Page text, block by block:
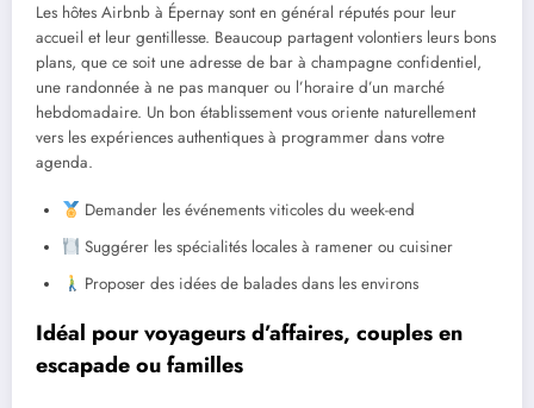
Les hôtes Airbnb à Épernay sont en général réputés pour leur
accueil et leur gentillesse. Beaucoup partagent volontiers leurs bons
plans, que ce soit une adresse de bar à champagne confidentiel,
une randonnée à ne pas manquer ou l’horaire d’un marché
hebdomadaire. Un bon établissement vous oriente naturellement
vers les expériences authentiques à programmer dans votre
agenda.
Demander les événements viticoles du week-end
Suggérer les spécialités locales à ramener ou cuisiner
Proposer des idées de balades dans les environs
Idéal pour voyageurs d’affaires, couples en
escapade ou familles